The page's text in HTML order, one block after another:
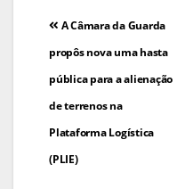
Navegação
de
artigos
A Câmara da Guarda
propôs nova uma hasta
pública para a alienação
de terrenos na
Plataforma Logística
(PLIE)